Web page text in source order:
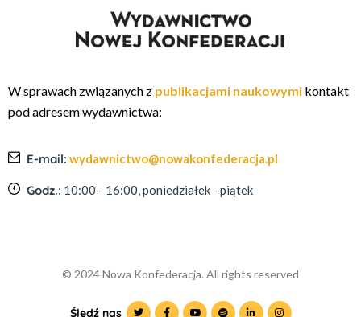
W sprawach związanych z publikacjami naukowymi kontakt
pod adresem wydawnictwa:
E-mail: wydawnictwo@nowakonfederacja.pl
Godz.: 10:00 - 16:00, poniedziałek - piątek
© 2024 Nowa Konfederacja. All rights reserved
Śledź nas